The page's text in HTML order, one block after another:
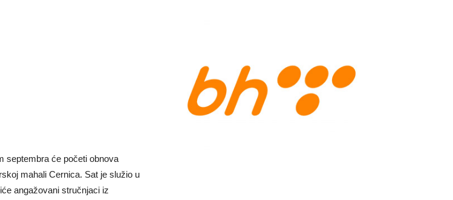
septembra će početi obnova
mahali Cernica. Sat je služio u
angažovani stručnjaci iz